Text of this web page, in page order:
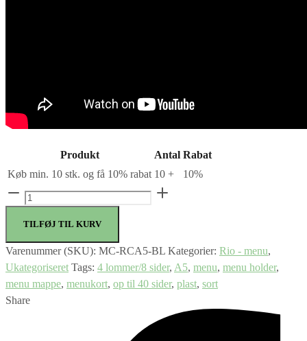
Produkt Antal Rabat
Køb min. 10 stk. og få 10% rabat 10 +
10%
Securit®
A5
RIO
menuomslag
antal
TILFØJ TIL KURV
Varenummer (SKU): MC-RCA5-BL Kategorier: Rio - menu,
Ukategoriseret Tags: 4 lommer/8 sider, A5, menu, menu holder,
menu mappe, menukort, op til 40 sider, plast, sort
Share